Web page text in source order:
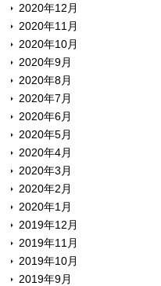
2020年12月
2020年11月
2020年10月
2020年9月
2020年8月
2020年7月
2020年6月
2020年5月
2020年4月
2020年3月
2020年2月
2020年1月
2019年12月
2019年11月
2019年10月
2019年9月